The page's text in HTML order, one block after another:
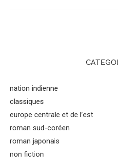
nation indienne
classiques
europe centrale et de l’est
roman sud-coréen
roman japonais
non fiction